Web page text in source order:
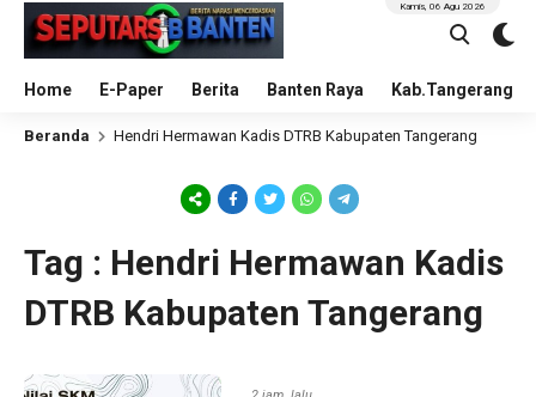
Home E-Paper Berita Banten Raya Kab.Tangerang
Kamis, 06 Agu 2026
Beranda Hendri Hermawan Kadis DTRB Kabupaten Tangerang
Tag : Hendri Hermawan Kadis
DTRB Kabupaten Tangerang